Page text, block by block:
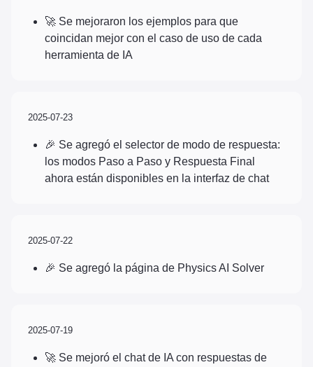
🚀 Se mejoraron los ejemplos para que
coincidan mejor con el caso de uso de cada
herramienta de IA
2025-07-23
🎉 Se agregó el selector de modo de respuesta:
los modos Paso a Paso y Respuesta Final
ahora están disponibles en la interfaz de chat
2025-07-22
🎉 Se agregó la página de Physics AI Solver
2025-07-19
🚀 Se mejoró el chat de IA con respuestas de